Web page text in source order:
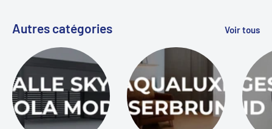
Autres catégories Voir tous